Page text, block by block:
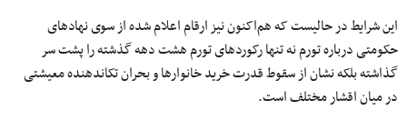
این شرایط در حالیست که هم‌اکنون نیز ارقام اعلام شده از سوی نهادهای
حکومتی درباره تورم نه تنها رکوردهای تورم هشت دهه گذشته را پشت سر
گذاشته بلکه نشان از سقوط قدرت خرید خانوارها و بحران تکاندهنده معیشتی
در میان اقشار مختلف است.